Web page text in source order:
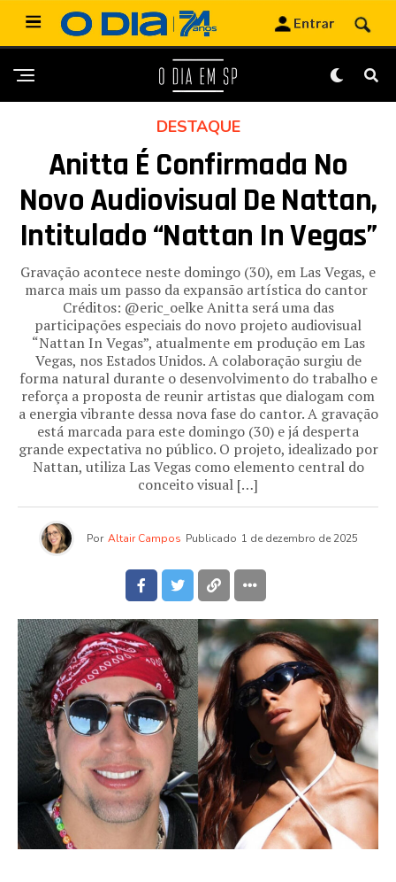
DESTAQUE
Anitta É Confirmada No
Novo Audiovisual De Nattan,
Intitulado “Nattan In Vegas”
Gravação acontece neste domingo (30), em Las Vegas, e
marca mais um passo da expansão artística do cantor
Créditos: @eric_oelke Anitta será uma das
participações especiais do novo projeto audiovisual
“Nattan In Vegas”, atualmente em produção em Las
Vegas, nos Estados Unidos. A colaboração surgiu de
forma natural durante o desenvolvimento do trabalho e
reforça a proposta de reunir artistas que dialogam com
a energia vibrante dessa nova fase do cantor. A gravação
está marcada para este domingo (30) e já desperta
grande expectativa no público. O projeto, idealizado por
Nattan, utiliza Las Vegas como elemento central do
conceito visual […]
Por Altair Campos Publicado 1 de dezembro de 2025